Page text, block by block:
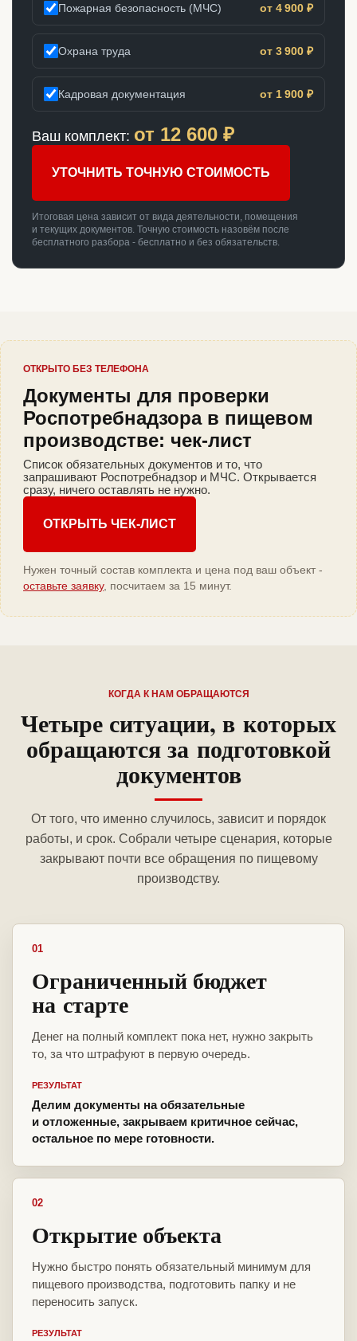
Пожарная безопасность (МЧС) от 4 900 ₽
Охрана труда от 3 900 ₽
Кадровая документация от 1 900 ₽
Ваш комплект: от 12 600 ₽
УТОЧНИТЬ ТОЧНУЮ СТОИМОСТЬ
Итоговая цена зависит от вида деятельности, помещения
и текущих документов. Точную стоимость назовём после
бесплатного разбора - бесплатно и без обязательств.
ОТКРЫТО БЕЗ ТЕЛЕФОНА
Документы для проверки
Роспотребнадзора в пищевом
производстве: чек-лист
Список обязательных документов и то, что
запрашивают Роспотребнадзор и МЧС. Открывается
сразу, ничего оставлять не нужно.
ОТКРЫТЬ ЧЕК-ЛИСТ
Нужен точный состав комплекта и цена под ваш объект -
оставьте заявку, посчитаем за 15 минут.
КОГДА К НАМ ОБРАЩАЮТСЯ
Четыре ситуации, в которых
обращаются за подготовкой
документов
От того, что именно случилось, зависит и порядок
работы, и срок. Собрали четыре сценария, которые
закрывают почти все обращения по пищевому
производству.
01
Ограниченный бюджет
на старте
Денег на полный комплект пока нет, нужно закрыть
то, за что штрафуют в первую очередь.
РЕЗУЛЬТАТ
Делим документы на обязательные
и отложенные, закрываем критичное сейчас,
остальное по мере готовности.
02
Открытие объекта
Нужно быстро понять обязательный минимум для
пищевого производства, подготовить папку и не
переносить запуск.
РЕЗУЛЬТАТ